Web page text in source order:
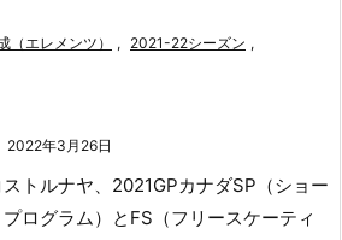
（エレメンツ） , 2021-22シーズン ,
2022年3月26日
ストルナヤ、2021GPカナダSP（ショー
プログラム）とFS（フリースケーティ